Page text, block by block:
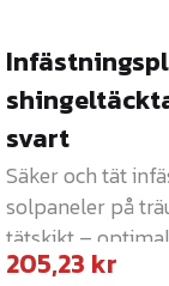
svart
Säker och tät
solpaneler på
tätskikt –
solcellsmontering.
205,23 kr